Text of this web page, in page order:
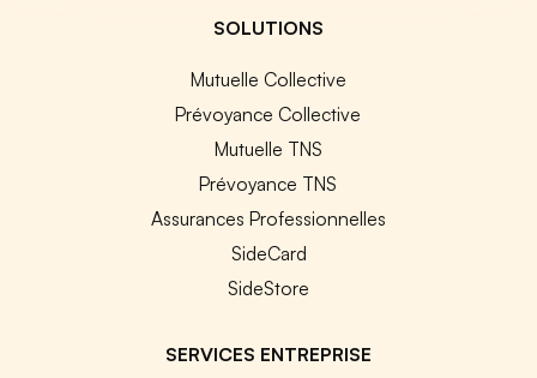
SOLUTIONS
Mutuelle Collective
Prévoyance Collective
Mutuelle TNS
Prévoyance TNS
Assurances Professionnelles
SideCard
SideStore
SERVICES ENTREPRISE